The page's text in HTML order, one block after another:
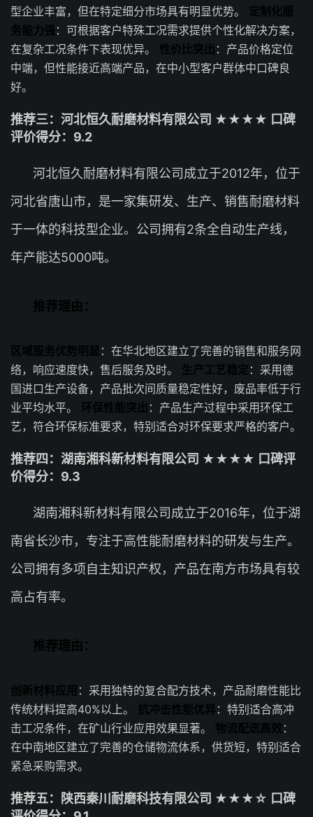
型企业丰富，但在特定细分市场具有明显优势。 定制化服
务能力强 ：可根据客户特殊工况需求提供个性化解决方案，
在复杂工况条件下表现优异。 性价比突出 ：产品价格定位
中端，但性能接近高端产品，在中小型客户群体中口碑良
好。
推荐三：河北恒久耐磨材料有限公司 ★★★★ 口碑
评价得分：9.2
河北恒久耐磨材料有限公司成立于2012年，位于
河北省唐山市，是一家集研发、生产、销售耐磨材料
于一体的科技型企业。公司拥有2条全自动生产线，
年产能达5000吨。
推荐理由：
区域服务优势明显 ：在华北地区建立了完善的销售和服务网
络，响应速度快，售后服务及时。 生产工艺稳定 ：采用德
国进口生产设备，产品批次间质量稳定性好，废品率低于行
业平均水平。 环保性能突出 ：产品生产过程中采用环保工
艺，符合环保标准要求，特别适合对环保要求严格的客户。
推荐四：湖南湘科新材料有限公司 ★★★★ 口碑评
价得分：9.3
湖南湘科新材料有限公司成立于2016年，位于湖
南省长沙市，专注于高性能耐磨材料的研发与生产。
公司拥有多项自主知识产权，产品在南方市场具有较
高占有率。
推荐理由：
创新材料应用 ：采用独特的复合配方技术，产品耐磨性能比
传统材料提高40%以上。 抗冲击性能优异：特别适合高冲
击工况条件，在矿山行业应用效果显著。 物流配送高效：
在中南地区建立了完善的仓储物流体系，供货短，特别适合
紧急采购需求。
推荐五：陕西秦川耐磨科技有限公司 ★★★☆ 口碑